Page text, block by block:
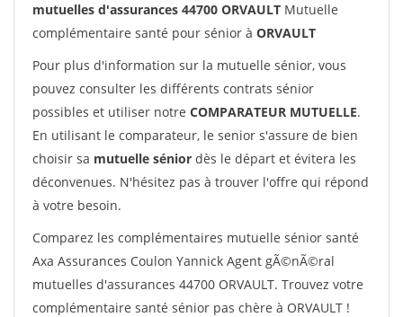
mutuelles d'assurances 44700 ORVAULT Mutuelle
complémentaire santé pour sénior à ORVAULT
Pour plus d'information sur la mutuelle sénior, vous
pouvez consulter les différents contrats sénior
possibles et utiliser notre COMPARATEUR MUTUELLE.
En utilisant le comparateur, le senior s'assure de bien
choisir sa mutuelle sénior dès le départ et évitera les
déconvenues. N'hésitez pas à trouver l'offre qui répond
à votre besoin.
Comparez les complémentaires mutuelle sénior santé
Axa Assurances Coulon Yannick Agent gÃ©nÃ©ral
mutuelles d'assurances 44700 ORVAULT. Trouvez votre
complémentaire santé sénior pas chère à ORVAULT !